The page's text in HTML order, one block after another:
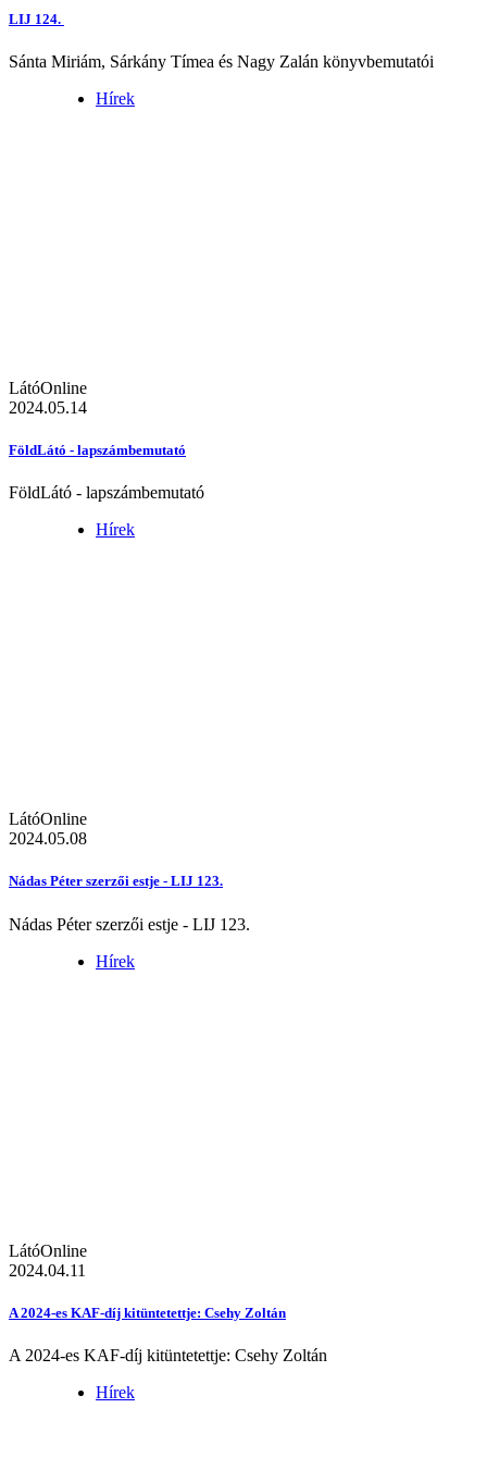
LIJ 124.
Sánta Miriám, Sárkány Tímea és Nagy Zalán könyvbemutatói
Hírek
LátóOnline
2024.05.14
FöldLátó - lapszámbemutató
FöldLátó - lapszámbemutató
Hírek
LátóOnline
2024.05.08
Nádas Péter szerzői estje - LIJ 123.
Nádas Péter szerzői estje - LIJ 123.
Hírek
LátóOnline
2024.04.11
A 2024-es KAF-díj kitüntetettje: Csehy Zoltán
A 2024-es KAF-díj kitüntetettje: Csehy Zoltán
Hírek